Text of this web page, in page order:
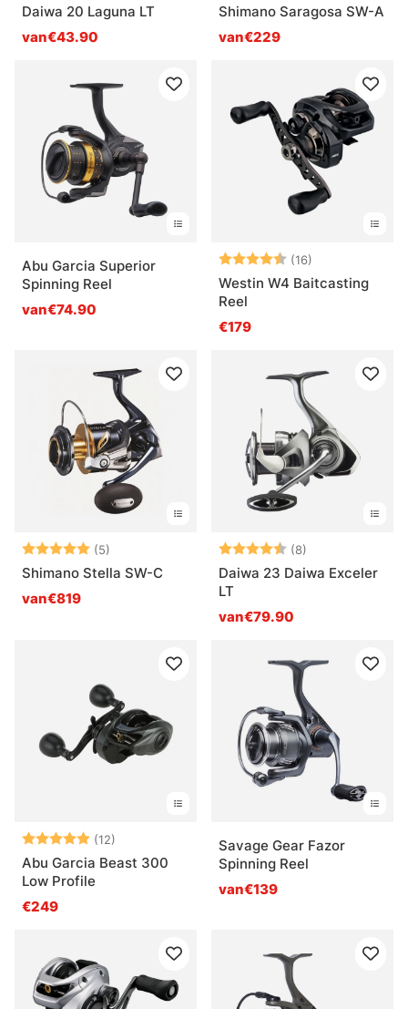
Daiwa 20 Laguna LT
van€43.90
Shimano Saragosa SW-A
van€229
Abu Garcia Superior
Spinning Reel
van€74.90
Beoordeling:
(16)
Westin W4 Baitcasting
Reel
€179
Beoordeling:
(5)
Shimano Stella SW-C
van€819
Beoordeling:
(8)
Daiwa 23 Daiwa Exceler
LT
van€79.90
Beoordeling:
(12)
Abu Garcia Beast 300
Low Profile
€249
Savage Gear Fazor
Spinning Reel
van€139